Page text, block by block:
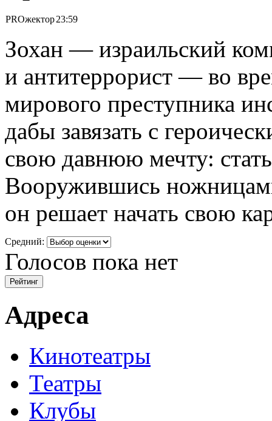
PROжектор23:59
Зохан — израильский
и антитеррорист — во
мирового преступника
дабы завязать с
свою давнюю мечту:
Вооружившись
он решает начать свою
Средний:
Голосов пока нет
Адреса
Кинотеатры
Театры
Клубы